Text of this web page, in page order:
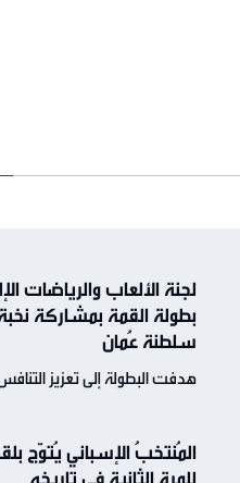
لجنة الألعاب والرياضات
بطولة القمة بمشاركة
سلطنة عُمان
هدفت البطولة إلى تعزيز
المُنتخبُ الإسباني يُتوّج